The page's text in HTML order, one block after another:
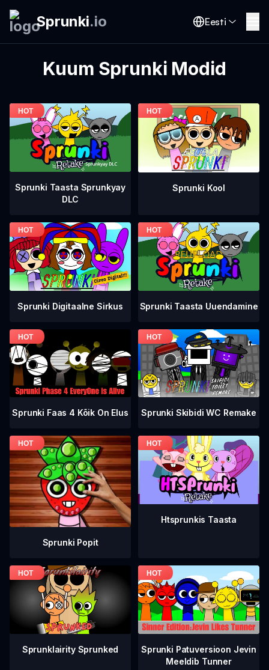
Sprunki.io Eesti
Kuum Sprunki Modid
Sprunki Taasta Sprunkyay
DLC
Sprunki Kool
Sprunki Digitaalne Sirkus Sprunki Taasta Uuendamine
Sprunki Faas 4 Kõik On Elus Sprunki Skibidi WC Remake
Sprunki Popit
Htsprunkis Taasta
Sprunklairity Sprunked
Sprunki Patuversioon Jevin
Meeldib Tunner